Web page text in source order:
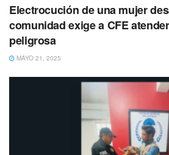
Electrocución de una mujer
comunidad exige a CFE
peligrosa
MAYO 21, 2025